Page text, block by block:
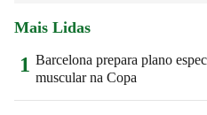
Mais Lidas
1 Barcelona prepara plano
muscular na Copa